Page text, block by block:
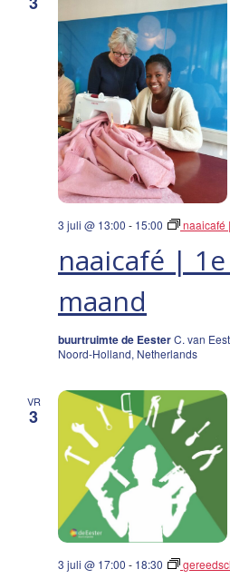
naaicafé |
maand
3 juli @ 13:00 - 15:00 naaicafé
buurtruimte de EesterC. van
Noord-Holland, Netherlands
VR
3
3 juli @ 17:00 - 18:30